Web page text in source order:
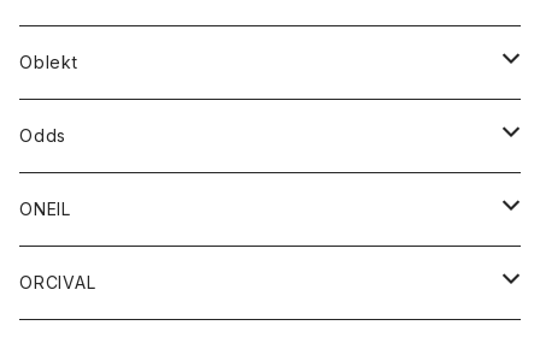
靴
ジャケット
シャツ
ボトム
ショートパンツ
パンツ
レディース
シャツ
Tシャツ
ブレスレット
靴
ストール/マフラー
トップス
シャツ
シャツジャケット
ボトム
ショートパンツ
ジーンズ
カットソー
スエット
ボトム
Oblekt
ボトム
ショートパンツ
パンツ
レディース
ボトム
Odds
帽子
ONEIL
スカート
ORCIVAL